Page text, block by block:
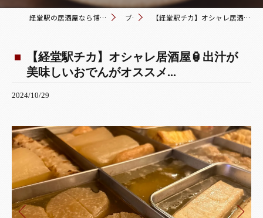
経堂駅の居酒屋なら博多おでんと黒毛和牛の店 くろこ ブログ 【経堂駅チカ】オシャレ居酒屋🏮出汁が美味しいおでんがオススメ...
【経堂駅チカ】オシャレ居酒屋🏮出汁が
美味しいおでんがオススメ...
2024/10/29